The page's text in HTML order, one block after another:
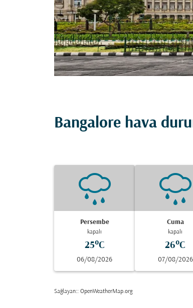
Bangalore hava
Persembe
kapalı
25°C
06/08/2026
Cuma
kapalı
26°C
07/08/2026
Sağlayan:: OpenWeatherMap.org